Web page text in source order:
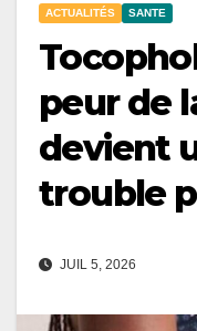
ACTUALITÉS SANTE
peur de
devient
trouble
JUIL 5, 2026